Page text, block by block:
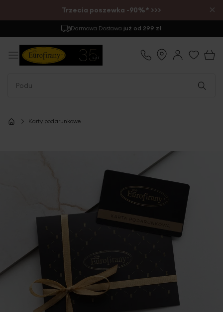
Trzecia poszewka -90%* >>> ×
Darmowa Dostawa już od 299 zł
Karty podarunkowe